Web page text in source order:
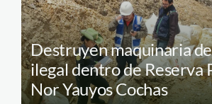
Destruyen maquinaria
ilegal dentro de Reserva
Nor Yauyos Cochas